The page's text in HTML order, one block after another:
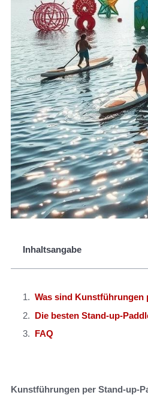
Inhaltsangabe
Was sind Kunstführungen
Die besten Stand-up-
FAQ
Kunstführungen per Stand-up-